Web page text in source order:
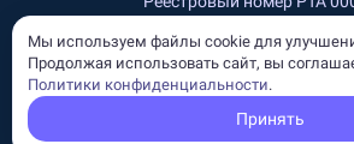
Информация, размещённая на сайте,
характер и не является рекламой и
Мы используем файлы cookie для
Продолжая использовать сайт, вы
Политики конфиденциальности.
Принять